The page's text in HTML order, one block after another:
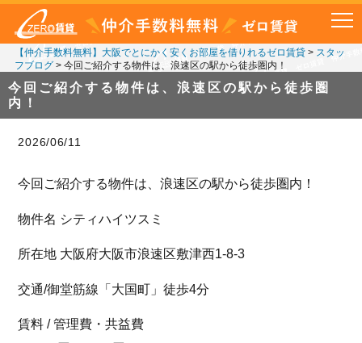
【仲介手数料無料】大阪でとにかく安くお部屋を借りれるゼロ賃貸> スタッ
フブログ> 今回ご紹介する物件は、浪速区の駅から徒歩圏内！
今回ご紹介する物件は、浪速区の駅から徒歩圏
内！
2026/06/11
今回ご紹介する物件は、浪速区の駅から徒歩圏内！
物件名 シティハイツスミ
所在地 大阪府大阪市浪速区敷津西1-8-3
交通/御堂筋線「大国町」徒歩4分
賃料 / 管理費・共益費